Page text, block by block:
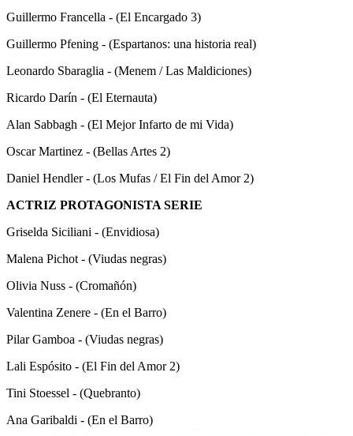
Guillermo Francella - (El Encargado 3)
Guillermo Pfening - (Espartanos: una historia real)
Leonardo Sbaraglia - (Menem / Las Maldiciones)
Ricardo Darín - (El Eternauta)
Alan Sabbagh - (El Mejor Infarto de mi Vida)
Oscar Martinez - (Bellas Artes 2)
Daniel Hendler - (Los Mufas / El Fin del Amor 2)
ACTRIZ PROTAGONISTA SERIE
Griselda Siciliani - (Envidiosa)
Malena Pichot - (Viudas negras)
Olivia Nuss - (Cromañón)
Valentina Zenere - (En el Barro)
Pilar Gamboa - (Viudas negras)
Lali Espósito - (El Fin del Amor 2)
Tini Stoessel - (Quebranto)
Ana Garibaldi - (En el Barro)